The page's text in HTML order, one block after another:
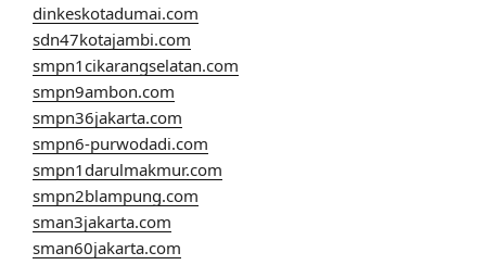
dinkeskotadumai.com
sdn47kotajambi.com
smpn1cikarangselatan.com
smpn9ambon.com
smpn36jakarta.com
smpn6-purwodadi.com
smpn1darulmakmur.com
smpn2blampung.com
sman3jakarta.com
sman60jakarta.com